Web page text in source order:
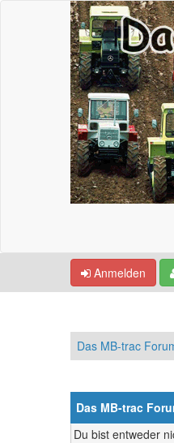
Anmelden
Das MB-trac
Das MB-trac
Du bist entweder